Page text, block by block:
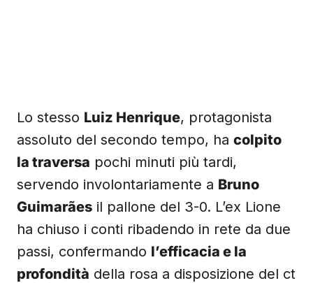
Lo stesso Luiz Henrique, protagonista
assoluto del secondo tempo, ha colpito
la traversa pochi minuti più tardi,
servendo involontariamente a Bruno
Guimarães il pallone del 3-0. L’ex Lione
ha chiuso i conti ribadendo in rete da due
passi, confermando l’efficacia e la
profondità della rosa a disposizione del ct